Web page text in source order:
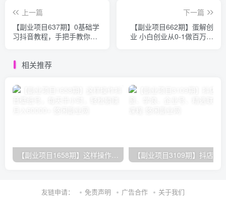
上一篇
【副业项目637期】0基础学
习抖音教程，手把手教你从
下一篇
【副业项目662期】蛋解创
业 小白创业从0-1做百万抖
相关推荐
【副业项目1658期】这样操作抖音壁纸号，每天半小时，轻松躺赚月入60000+
友链申请： 免责声明 广告合作 关于我们